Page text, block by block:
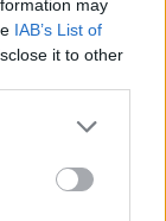
may
IAB’s List of
it to other
πλημμυρισμένη
2026. Σε
μέρα ο Έβρος, με
διαρκώς καθώς